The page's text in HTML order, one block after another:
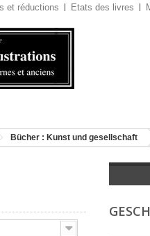
et réductions Etats des livres
Bücher : Kunst und gesellschaft